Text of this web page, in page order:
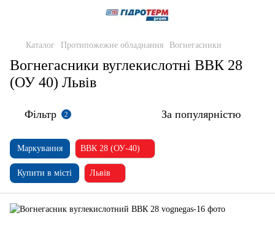
Каталог Протипожежне обладнання Вогнегасники
Вогнегасники вуглекислотні ВВК 28
(ОУ 40) Львів
Фільтр 2 За популярністю
Маркування ВВК 28 (ОУ-40)
Купити в місті Львів